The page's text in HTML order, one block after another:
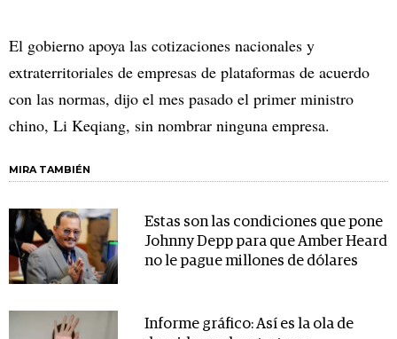
El gobierno apoya las cotizaciones nacionales y
extraterritoriales de empresas de plataformas de acuerdo
con las normas, dijo el mes pasado el primer ministro
chino, Li Keqiang, sin nombrar ninguna empresa.
MIRA TAMBIÉN
Estas son las condiciones que pone
Johnny Depp para que Amber Heard
no le pague millones de dólares
Informe gráfico: Así es la ola de